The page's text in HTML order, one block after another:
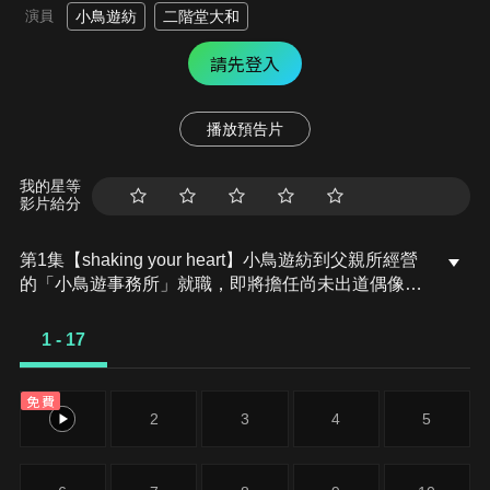
演員 小鳥遊紡 二階堂大和
請先登入
播放預告片
我的星等
影片給分
第1集【shaking your heart】小鳥遊紡到父親所經營
的「小鳥遊事務所」就職，即將擔任尚未出道偶像團
大和、和泉三月、四葉環、逢坂壯五、六彌凪以及七
三人出道的命令…。
1 - 17
免費
1 2 3 4 5